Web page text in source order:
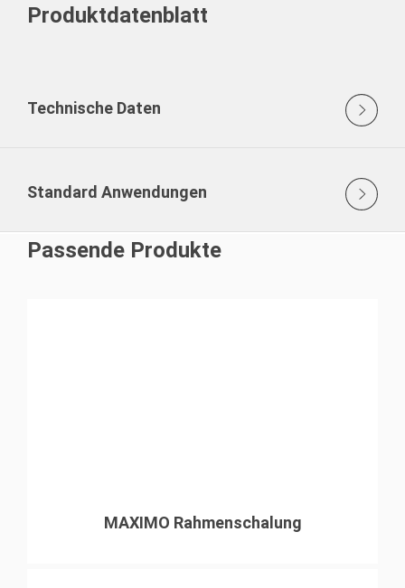
Produktdatenblatt
Technische Daten
Standard Anwendungen
Passende Produkte
MAXIMO Rahmenschalung